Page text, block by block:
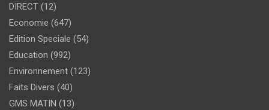
DIRECT (12)
Economie (647)
Edition Speciale (54)
Education (992)
Environnement (123)
Faits Divers (40)
GMS MATIN (13)